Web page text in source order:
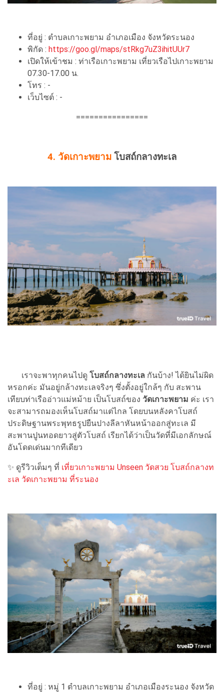
ที่อยู่ : ตําบลเกาะพยาม อำเภอเมือง จังหวัดระนอง
พิกัด : https://goo.gl/maps/stRkg7uZ3ihitUUr7
เปิดให้เข้าชม : ท่าเรือเกาะพยาม เที่ยวเรือไปเกาะพยาม
07.30-17.00 น.
โทร : -
เว็บไซต์ : -
================
4. วัดเกาะพยาม โบสถ์กลางทะเล
เราจะพาทุกคนไปดู โบสถ์กลางทะเล กันบ้าง! ได้ยินไม่ผิด
หรอกค่ะ มันอยู่กล้างทะเลจริงๆ ซึ่งตั้งอยู่ใกล้ๆ กับ สะพาน
เทียบท่าเรืออ่าวแม่หม้าย เป็นโบสถ์ของ วัดเกาะพยาม ค่ะ เรา
จะสามารถมองเห็นโบสถ์มาแต่ไกล โดยบนหลังคาโบสถ์
ประดิษฐานพระพุทธรูปยืนปางลีลาหันหน้าออกสู่ทะเล มี
สะพานปูนทอดยาวสู่ตัวโบสถ์ เรียกได้ว่าเป็นวัดที่มีเอกลักษณ์
อันโดดเด่นมากทีเดียว
✨ ดูรีวิวเต็มๆ ที่ เที่ยวเกาะพยาม Unseen วัดสวย โบสถ์กลางท
ะเล วัดเกาะพยาม ที่ระนอง
ที่อยู่ : หมู่ 1 ตําบลเกาะพยาม อําเภอเมืองระนอง จังหวัด